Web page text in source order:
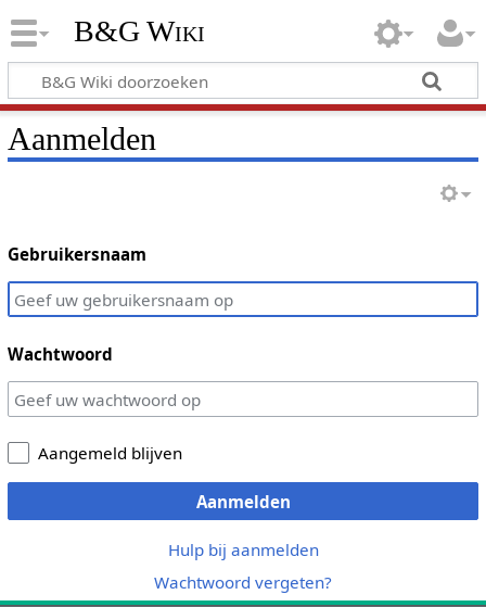
B&G Wiki
Aanmelden
Gebruikersnaam
Wachtwoord
Aangemeld blijven
Aanmelden
Hulp bij aanmelden
Wachtwoord vergeten?